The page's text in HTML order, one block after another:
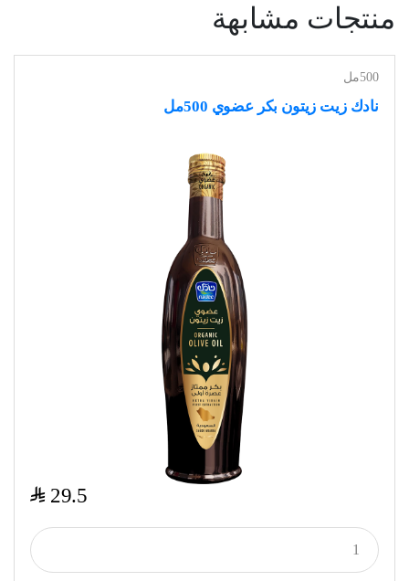
منتجات مشابهة
500مل
نادك زيت زيتون بكر عضوي 500مل
29.5
$